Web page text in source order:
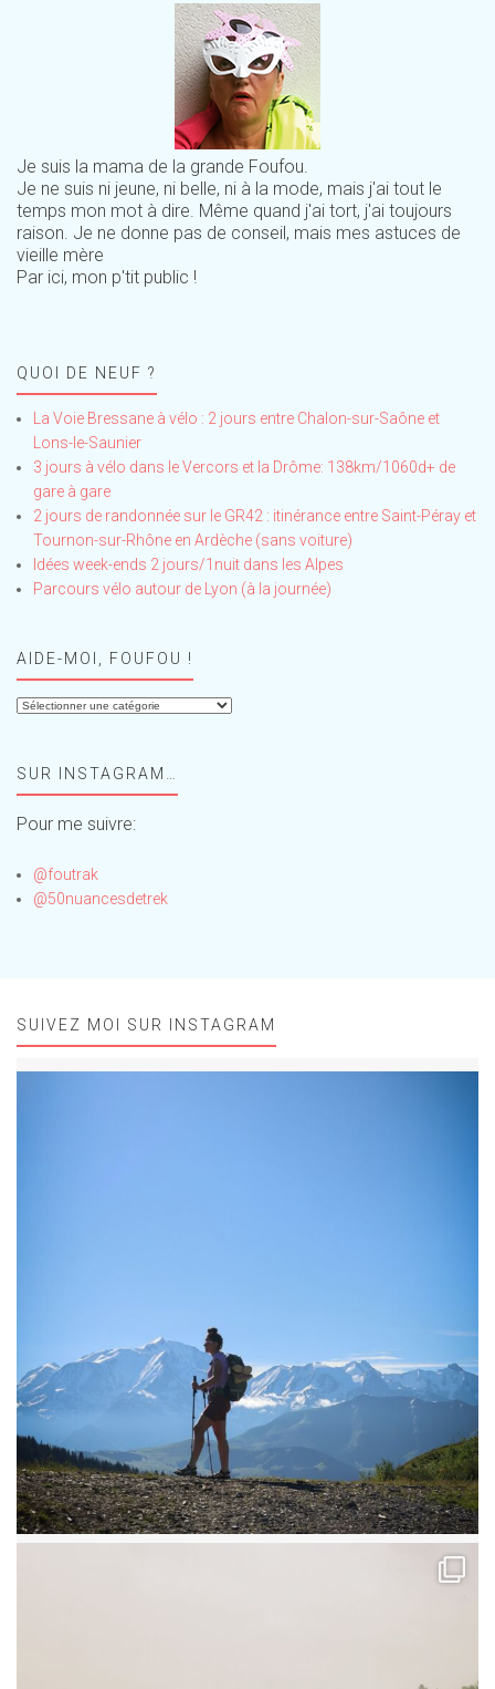
Je suis la mama de la grande Foufou.
Je ne suis ni jeune, ni belle, ni à la mode, mais j'ai tout le
temps mon mot à dire. Même quand j'ai tort, j'ai toujours
raison. Je ne donne pas de conseil, mais mes astuces de
vieille mère
Par ici, mon p'tit public !
QUOI DE NEUF ?
La Voie Bressane à vélo : 2 jours entre Chalon-sur-Saône et
Lons-le-Saunier
3 jours à vélo dans le Vercors et la Drôme: 138km/1060d+ de
gare à gare
2 jours de randonnée sur le GR42 : itinérance entre Saint-Péray et
Tournon-sur-Rhône en Ardèche (sans voiture)
Idées week-ends 2 jours/1nuit dans les Alpes
Parcours vélo autour de Lyon (à la journée)
AIDE-MOI, FOUFOU !
Aide-
!SUR INSTAGRAM…
Pour me suivre:
@foutrak
@50nuancesdetrek
SUIVEZ MOI SUR INSTAGRAM